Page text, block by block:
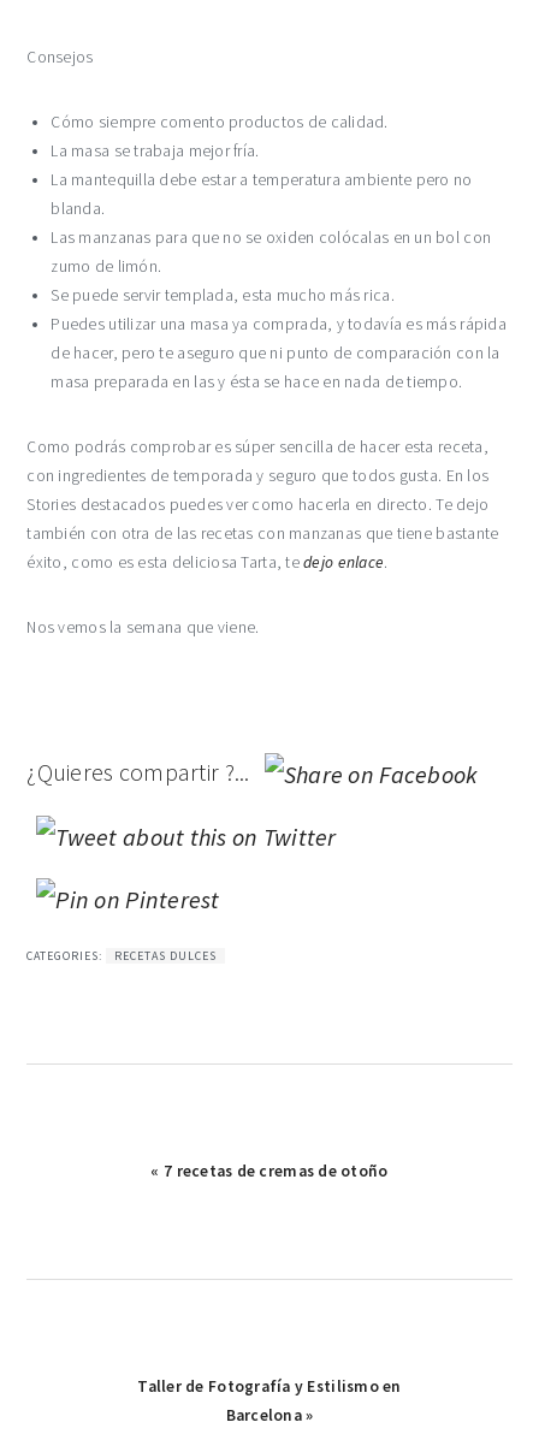
Consejos
Cómo siempre comento productos de calidad.
La masa se trabaja mejor fría.
La mantequilla debe estar a temperatura ambiente pero no
blanda.
Las manzanas para que no se oxiden colócalas en un bol con
zumo de limón.
Se puede servir templada, esta mucho más rica.
Puedes utilizar una masa ya comprada, y todavía es más rápida
de hacer, pero te aseguro que ni punto de comparación con la
masa preparada en las y ésta se hace en nada de tiempo.
Como podrás comprobar es súper sencilla de hacer esta receta,
con ingredientes de temporada y seguro que todos gusta. En los
Stories destacados puedes ver como hacerla en directo. Te dejo
también con otra de las recetas con manzanas que tiene bastante
éxito, como es esta deliciosa Tarta, tedejo enlace.
Nos vemos la semana que viene.
¿Quieres compartir ?...
CATEGORIES: RECETAS DULCES
Publicación
« 7 recetas de cremas de otoño
Publicación
Taller de Fotografía y Estilismo en
Barcelona »